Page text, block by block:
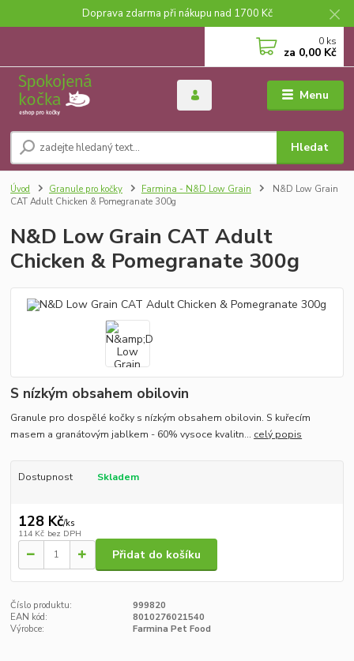
Doprava zdarma při nákupu nad 1700 Kč
Menu
Hledat
0 ks
za 0,00 Kč
Úvod Granule pro kočky Farmina - N&D Low Grain
N&D Low Grain
CAT Adult Chicken & Pomegranate 300g
N&D Low Grain CAT Adult
Chicken & Pomegranate 300g
S nízkým obsahem obilovin
Granule pro dospělé kočky s nízkým obsahem obilovin. S kuřecím
masem a granátovým jablkem - 60% vysoce kvalitn... celý popis
Dostupnost Skladem
128 Kč/ks
114 Kč bez DPH
Přidat do košíku
Číslo produktu:
999820
EAN kód:
8010276021540
Výrobce:
Farmina Pet Food